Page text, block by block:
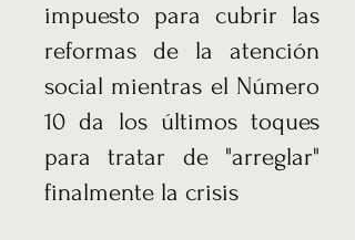
impuesto para cubrir las
reformas de la atención
social mientras el Número
10 da los últimos toques
para tratar de "arreglar"
finalmente la crisis